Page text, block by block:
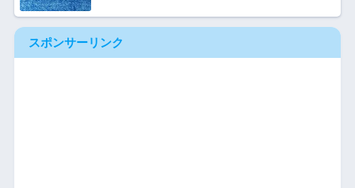
スポンサーリンク